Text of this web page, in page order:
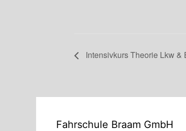
Intensivkurs Theorie Lkw &
Fahrschule Braam GmbH